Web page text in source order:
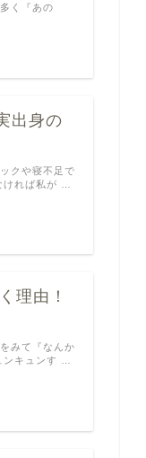
く『あの
出身の
クや寝不足で
ければ私が …
理由！
みて『なんか
ンキュンす …